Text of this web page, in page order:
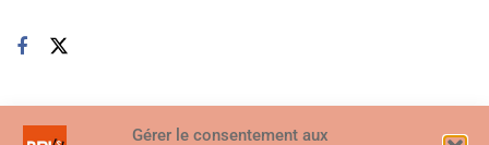
Gérer le consentement aux